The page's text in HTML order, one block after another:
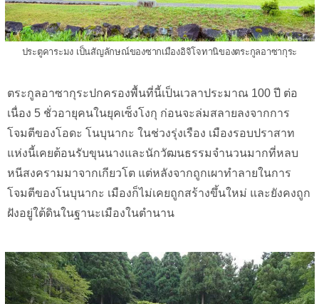
ประตูคาระมง เป็นสัญลักษณ์ของซากเมืองอิจิโจทานิของตระกูลอาซากุระ
ตระกูลอาซากุระปกครองพื้นที่นี้เป็นเวลาประมาณ 100 ปี ต่อ
เนื่อง 5 ชั่วอายุคนในยุคเซ็งโงกุ ก่อนจะล่มสลายลงจากการ
โจมตีของโอดะ โนบุนากะ ในช่วงรุ่งเรือง เมืองรอบปราสาท
แห่งนี้เคยต้อนรับขุนนางและนักวัฒนธรรมจำนวนมากที่หลบ
หนีสงครามมาจากเกียวโต แต่หลังจากถูกเผาทำลายในการ
โจมตีของโนบุนากะ เมืองก็ไม่เคยถูกสร้างขึ้นใหม่ และยังคงถูก
ฝังอยู่ใต้ดินในฐานะเมืองในตำนาน